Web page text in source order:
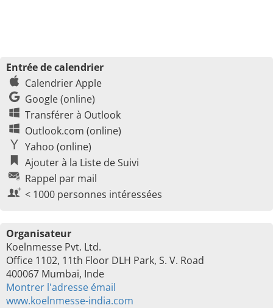
Entrée de calendrier
Calendrier Apple
Google (online)
Transférer à Outlook
Outlook.com (online)
Yahoo (online)
Ajouter à la Liste de Suivi
Rappel par mail
< 1000 personnes intéressées
Organisateur
Koelnmesse Pvt. Ltd.
Office 1102, 11th Floor DLH Park, S. V. Road
400067 Mumbai, Inde
Montrer l'adresse émail
www.koelnmesse-india.com